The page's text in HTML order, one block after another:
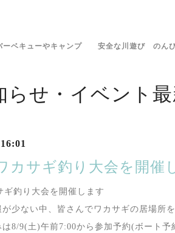
ベキューやキャンプ 安全な川遊び のんび
らせ・イベント最
カサギ釣り大会を開催
ギ釣り大会を開催します
少ない中、皆さんでワカサギの居場所
8/9(土)午前7:00から参加予約(ボート予